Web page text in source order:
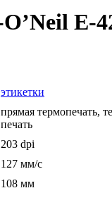
E-
этикетки
прямая термопечать,
печать
203 dpi
127 мм/с
108 мм